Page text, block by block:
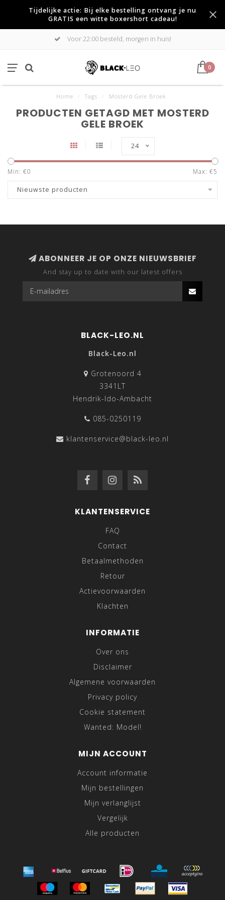
Tijdelijke actie: Bij elke bestelling ontvang je nu
GRATIS een witte boxershort cadeau!
Voor 22:00 besteld, morgen in huis!
0
Home Tags Mosterd Gele Broek
PRODUCTEN GETAGD MET MOSTERD
GELE BROEK
24
Min: €0 Max: €5
Nieuwste producten
ABONNEER JE OP ONZE NIEUWSBRIEF
And stay up to date with our latest offers
BLACK-LEO.NL
Black-Leo.nl
Grotenoord 4
3341LT
Hendrik-Ido-Ambacht
085-0250119
klantenservice@black-leo.nl
KLANTENSERVICE
FAQ
Contact
Betaalmethoden
Retour
Actievoorwaarden
Klachten
INFORMATIE
Over ons
Disclaimer
Algemene voorwaarden
Privacy policy
Cookie statement
Wanted: Model!
MIJN ACCOUNT
Account informatie
Mijn bestellingen
Mijn verlanglijst
Vergelijk
Alle producten